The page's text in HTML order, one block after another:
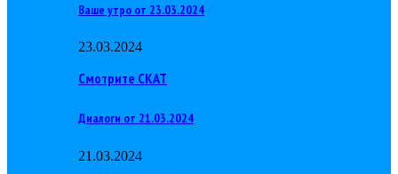
Ваше утро от 23.03.2024
23.03.2024
Смотрите СКАТ
Диалоги от 21.03.2024
21.03.2024